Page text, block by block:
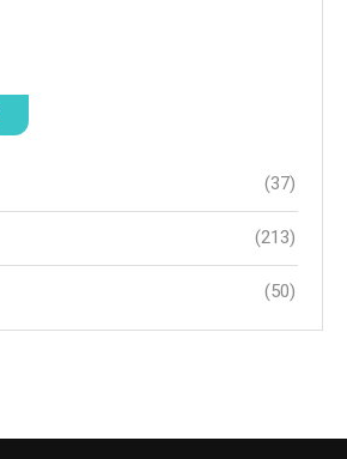
(37)
(213)
(50)